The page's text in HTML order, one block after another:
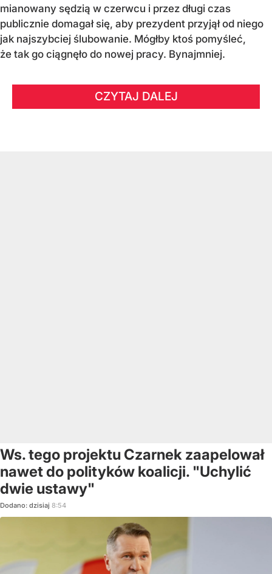
mianowany sędzią w czerwcu i przez długi czas
publicznie domagał się, aby prezydent przyjął od niego
jak najszybciej ślubowanie. Mógłby ktoś pomyśleć,
że tak go ciągnęło do nowej pracy. Bynajmniej.
CZYTAJ DALEJ
Ws. tego projektu Czarnek zaapelował
nawet do polityków koalicji. "Uchylić
dwie ustawy"
Dodano: dzisiaj 8:54